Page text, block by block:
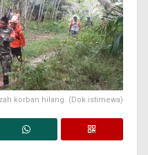
korban hilang. (Dok istimewa)